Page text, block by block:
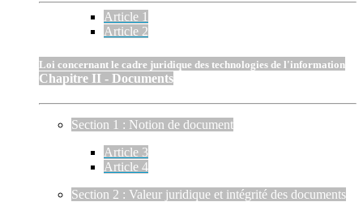
Article 1
Article 2
Loi concernant le cadre juridique des technologies de l'information
Chapitre II - Documents
Section 1 : Notion de document
Article 3
Article 4
Section 2 : Valeur juridique et intégrité des documents